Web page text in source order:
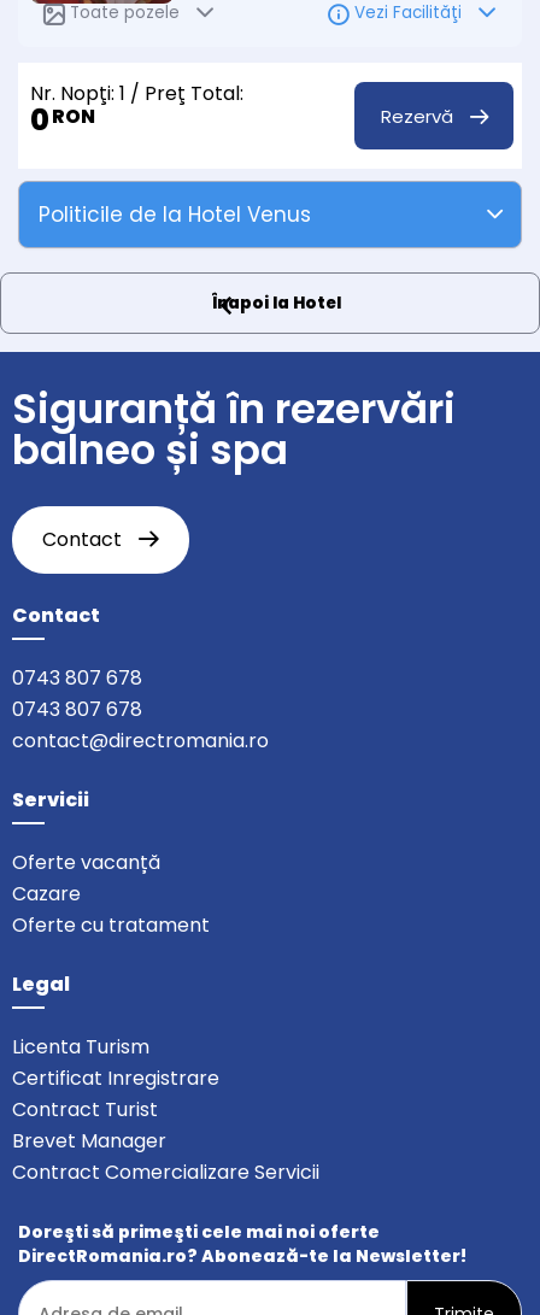
Toate pozele Vezi Facilităţi
Nr. Nopţi: 1 / Preţ Total:
0RON Rezervă
Politicile de la Hotel Venus
Înapoi la Hotel
Siguranță în rezervări
balneo și spa
Contact
Contact
0743 807 678
0743 807 678
contact@directromania.ro
Servicii
Oferte vacanță
Cazare
Oferte cu tratament
Legal
Licenta Turism
Certificat Inregistrare
Contract Turist
Brevet Manager
Contract Comercializare Servicii
Doreşti să primeşti cele mai noi oferte
DirectRomania.ro? Abonează-te la Newsletter!